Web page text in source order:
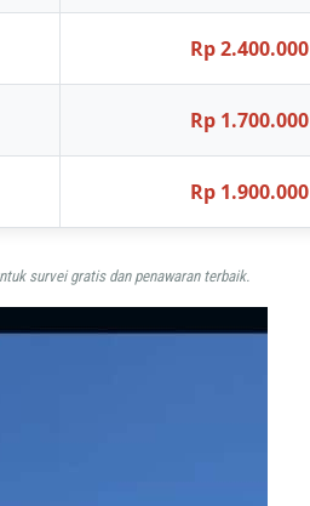
Rp 2.400.000
Rp 1.700.000
Rp 1.900.000
survei gratis dan penawaran terbaik.